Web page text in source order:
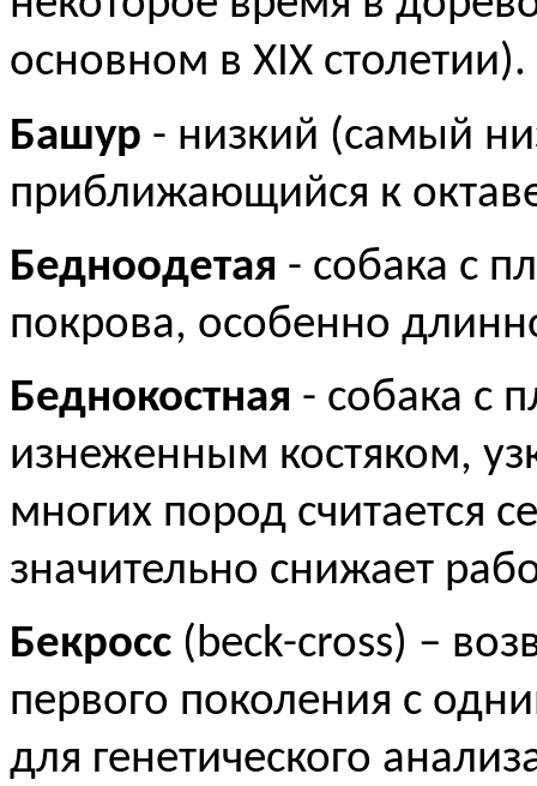
основном в XIX столетии).
Башур - низкий (самый
приближающийся к
Бедноодетая - собака с
покрова, особенно
Беднокостная - собака с
изнеженным костяком,
многих пород считается
значительно снижает
Бекросс (beck-cross) –
первого поколения с
для генетического